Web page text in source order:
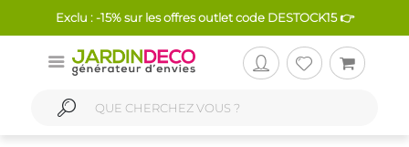
Exclu : -15% sur les offres outlet code DESTOCK15 👉